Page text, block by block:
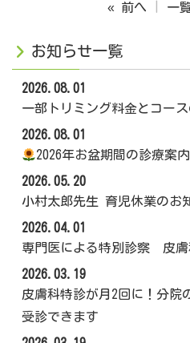
« 前へ 一
お知らせ一覧
2026.08.01
一部トリミング料金とコー
2026.08.01
2026年お盆期間の診療案
2026.05.20
小村太郎先生 育児休業のお
2026.04.01
専門医による特別診察 皮
2026.03.19
皮膚科特診が月2回に！分院
受診できます